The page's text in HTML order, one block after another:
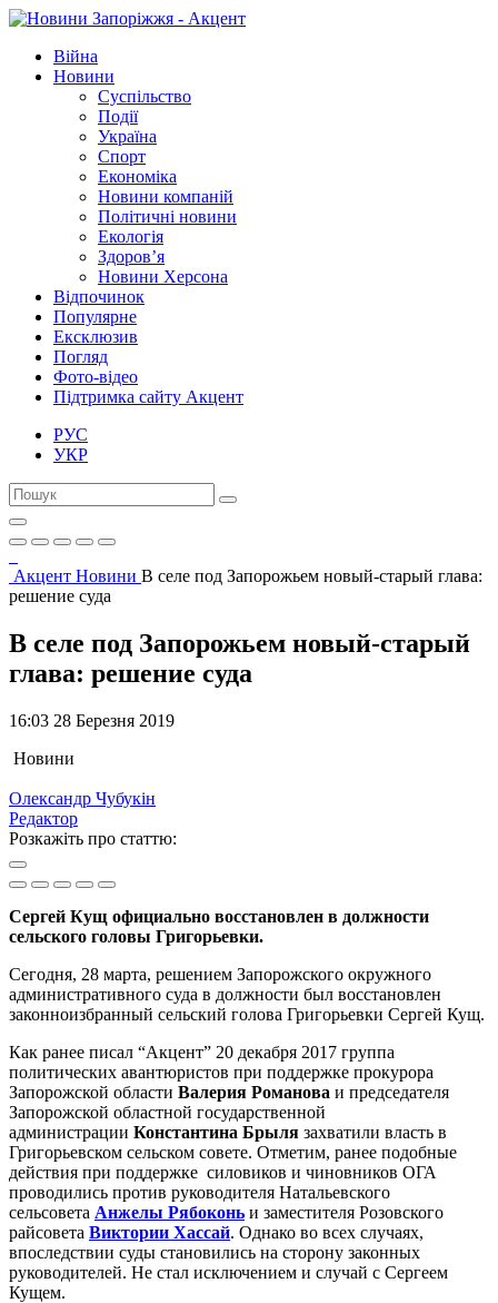
Війна
Новини
Суспільство
Події
Україна
Спорт
Економіка
Новини компаній
Політичні новини
Екологія
Здоров’я
Новини Херсона
Відпочинок
Популярне
Ексклюзив
Погляд
Фото-відео
Підтримка сайту Акцент
РУС
УКР
Акцент Новини В селе под Запорожьем новый-старый глава:
решение суда
В селе под Запорожьем новый-старый
глава: решение суда
16:03 28 Березня 2019
Новини
Олександр Чубукін
Редактор
Розкажіть про статтю:
Сергей Кущ официально восстановлен в должности
сельского головы Григорьевки.
Сегодня, 28 марта, решением Запорожского окружного
административного суда в должности был восстановлен
законноизбранный сельский голова Григорьевки Сергей Кущ.
Как ранее писал “Акцент” 20 декабря 2017 группа
политических авантюристов при поддержке прокурора
Запорожской области Валерия Романова и председателя
Запорожской областной государственной
администрации Константина Брыля захватили власть в
Григорьевском сельском совете. Отметим, ранее подобные
действия при поддержке силовиков и чиновников ОГА
проводились против руководителя Натальевского
сельсовета Анжелы Рябоконь и заместителя Розовского
райсовета Виктории Хассай. Однако во всех случаях,
впоследствии суды становились на сторону законных
руководителей. Не стал исключением и случай с Сергеем
Кущем.